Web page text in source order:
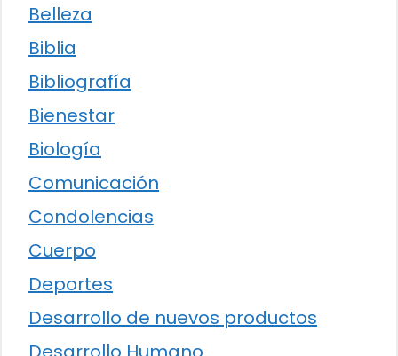
Belleza
Biblia
Bibliografía
Bienestar
Biología
Comunicación
Condolencias
Cuerpo
Deportes
Desarrollo de nuevos productos